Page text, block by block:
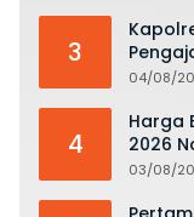
3
Hukum
04/08/
4
Harga
2026
Juta
03/08/